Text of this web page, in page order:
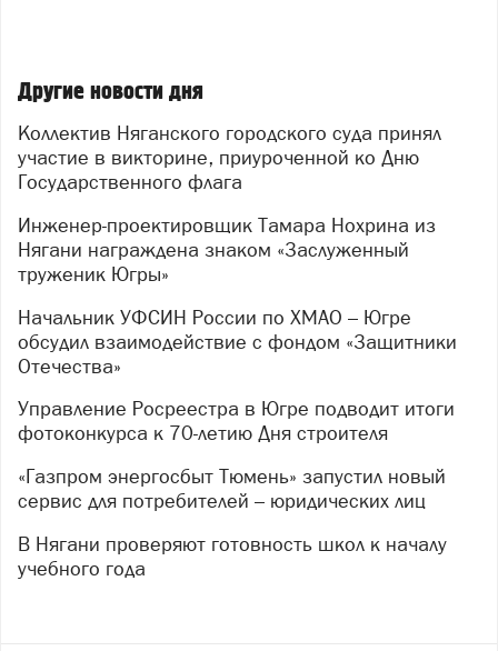
Другие новости дня
Коллектив Няганского городского суда принял
участие в викторине, приуроченной ко Дню
Государственного флага
Инженер-проектировщик Тамара Нохрина из
Нягани награждена знаком «Заслуженный
труженик Югры»
Начальник УФСИН России по ХМАО – Югре
обсудил взаимодействие с фондом «Защитники
Отечества»
Управление Росреестра в Югре подводит итоги
фотоконкурса к 70-летию Дня строителя
«Газпром энергосбыт Тюмень» запустил новый
сервис для потребителей – юридических лиц
В Нягани проверяют готовность школ к началу
учебного года